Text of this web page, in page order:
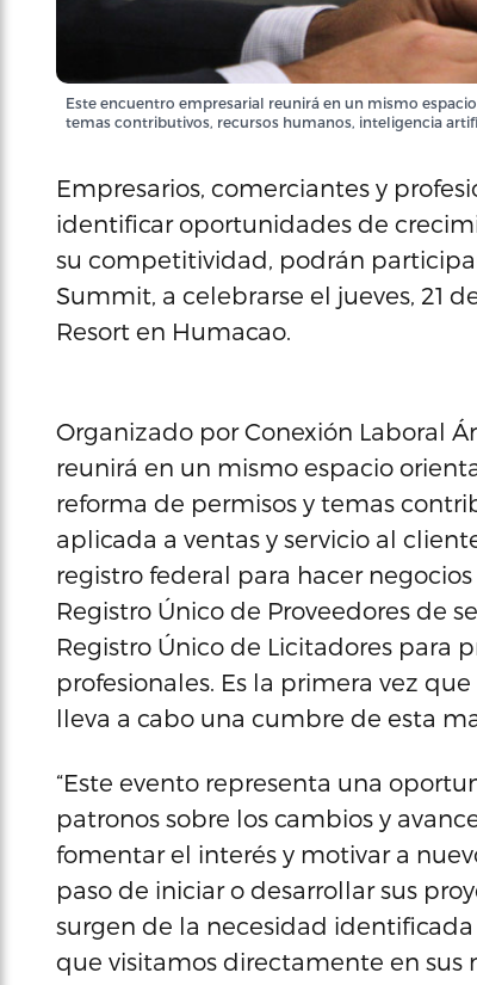
Este encuentro empresarial reunirá en un mismo
temas contributivos, recursos humanos, inteligencia
Empresarios, comerciantes y
identificar oportunidades de
su competitividad, podrán
Summit, a celebrarse el jueves, 21
Resort en Humacao.
Organizado por Conexión Laboral
reunirá en un mismo espacio
reforma de permisos y temas
aplicada a ventas y servicio al
registro federal para hacer
Registro Único de Proveedores de
Registro Único de Licitadores para
profesionales. Es la primera vez
lleva a cabo una cumbre de esta
“Este evento representa una
patronos sobre los cambios y
fomentar el interés y motivar a
paso de iniciar o desarrollar sus
surgen de la necesidad
que visitamos directamente en sus